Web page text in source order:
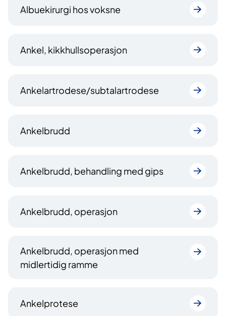
Albuekirurgi hos voksne
Ankel, kikkhullsoperasjon
Ankelartrodese/subtalartrodese
Ankelbrudd
Ankelbrudd, behandling med gips
Ankelbrudd, operasjon
Ankelbrudd, operasjon med
midlertidig ramme
Ankelprotese